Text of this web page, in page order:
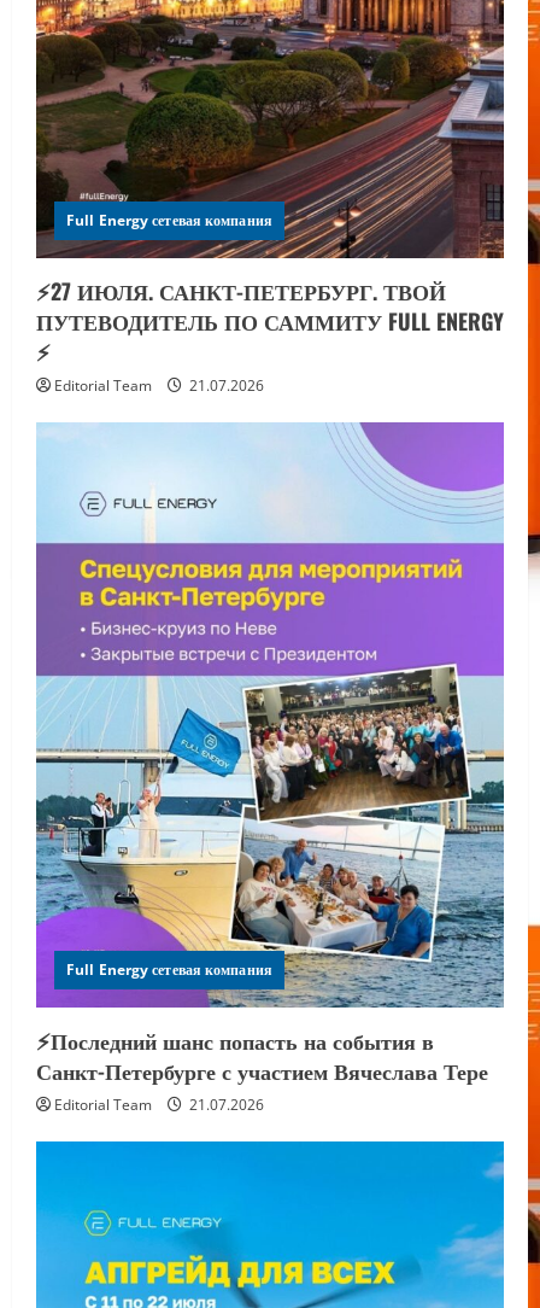
Full Energy сетевая компания
⚡️27 ИЮЛЯ. САНКТ-ПЕТЕРБУРГ. ТВОЙ
ПУТЕВОДИТЕЛЬ ПО САММИТУ FULL ENERGY
⚡️
Editorial Team 21.07.2026
Full Energy сетевая компания
⚡️Последний шанс попасть на события в
Санкт-Петербурге с участием Вячеслава Тере
Editorial Team 21.07.2026